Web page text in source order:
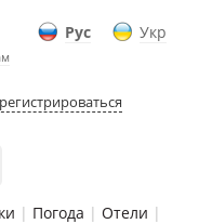
Рус Укр
| Погода | Отели |